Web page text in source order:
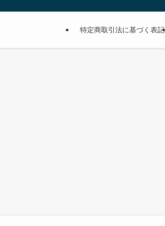
特定商取引法に基づく表記